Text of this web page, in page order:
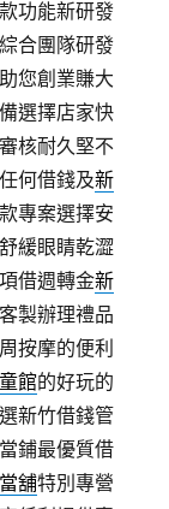
功能新研發
合團隊研發
您創業賺大
選擇店家快
核耐久堅不
何借錢及新
專案選擇安
舒緩眼睛乾澀
借週轉金新
製辦理禮品
按摩的便利
館的好玩的
新竹借錢管
鋪最優質借
舖特別專營